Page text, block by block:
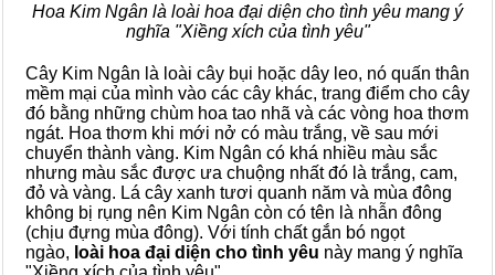
Hoa Kim Ngân là loài hoa đại diện cho tình yêu mang ý
nghĩa "Xiềng xích của tình yêu"
Cây Kim Ngân là loài cây bụi hoặc dây leo, nó quấn thân
mềm mại của mình vào các cây khác, trang điểm cho cây
đó bằng những chùm hoa tao nhã và các vòng hoa thơm
ngát. Hoa thơm khi mới nở có màu trắng, về sau mới
chuyển thành vàng. Kim Ngân có khá nhiều màu sắc
nhưng màu sắc được ưa chuộng nhất đó là trắng, cam,
đỏ và vàng. Lá cây xanh tươi quanh năm và mùa đông
không bị rụng nên Kim Ngân còn có tên là nhẫn đông
(chịu đựng mùa đông). Với tính chất gắn bó ngọt
ngào, loài hoa đại diện cho tình yêu này mang ý nghĩa